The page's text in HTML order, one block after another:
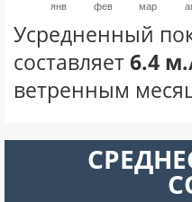
янв фев мар
Усредненный
составляет6.4
ветренным